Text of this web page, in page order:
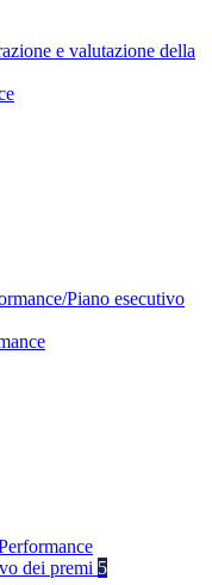
e valutazione della
Piano esecutivo
dei premi 5